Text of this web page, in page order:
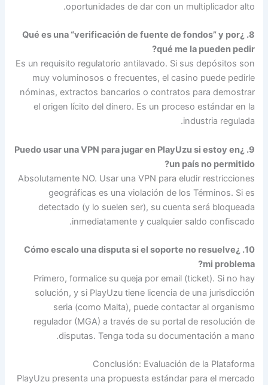
oportunidades de dar con un multiplicador alto.
8. ¿Qué es una “verificación de fuente de fondos” y por
qué me la pueden pedir?
Es un requisito regulatorio antilavado. Si sus depósitos son
muy voluminosos o frecuentes, el casino puede pedirle
nóminas, extractos bancarios o contratos para demostrar
el origen lícito del dinero. Es un proceso estándar en la
industria regulada.
9. ¿Puedo usar una VPN para jugar en PlayUzu si estoy en
un país no permitido?
Absolutamente NO. Usar una VPN para eludir restricciones
geográficas es una violación de los Términos. Si es
detectado (y lo suelen ser), su cuenta será bloqueada
inmediatamente y cualquier saldo confiscado.
10. ¿Cómo escalo una disputa si el soporte no resuelve
mi problema?
Primero, formalice su queja por email (ticket). Si no hay
solución, y si PlayUzu tiene licencia de una jurisdicción
seria (como Malta), puede contactar al organismo
regulador (MGA) a través de su portal de resolución de
disputas. Tenga toda su documentación a mano.
Conclusión: Evaluación de la Plataforma
PlayUzu presenta una propuesta estándar para el mercado